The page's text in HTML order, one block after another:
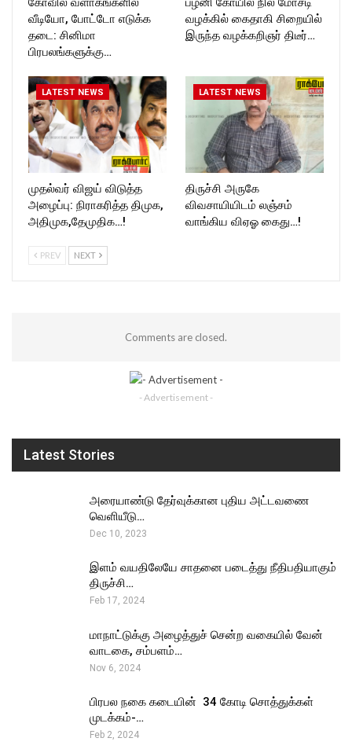
வீடியோ, போட்டோ எடுக்க
தடை: சினிமா
பிரபலங்களுக்கு…
வழக்கில் கைதாகி சிறையில்
இருந்த வழக்கறிஞர் திடீர்…
LATEST NEWS
முதல்வர் விஜய் விடுத்த
அழைப்பு: நிராகரித்த திமுக,
அதிமுக,தேமுதிக…!
LATEST NEWS
திருச்சி அருகே
விவசாயியிடம் லஞ்சம்
வாங்கிய விஏஓ கைது…!
PREV NEXT
Comments are closed.
- Advertisement -
Latest Stories
அரையாண்டு தேர்வுக்கான புதிய அட்டவணை
வெளியீடு…
Dec 10, 2023
இளம் வயதிலேயே சாதனை படைத்து நீதிபதியாகும்
திருச்சி…
Feb 17, 2024
மாநாட்டுக்கு அழைத்துச் சென்ற வகையில் வேன்
வாடகை, சம்பளம்…
Nov 6, 2024
பிரபல நகை கடையின் ₹ 34 கோடி சொத்துக்கள்
முடக்கம்-…
Feb 2, 2024